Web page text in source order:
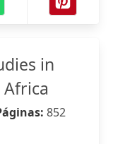
in
852